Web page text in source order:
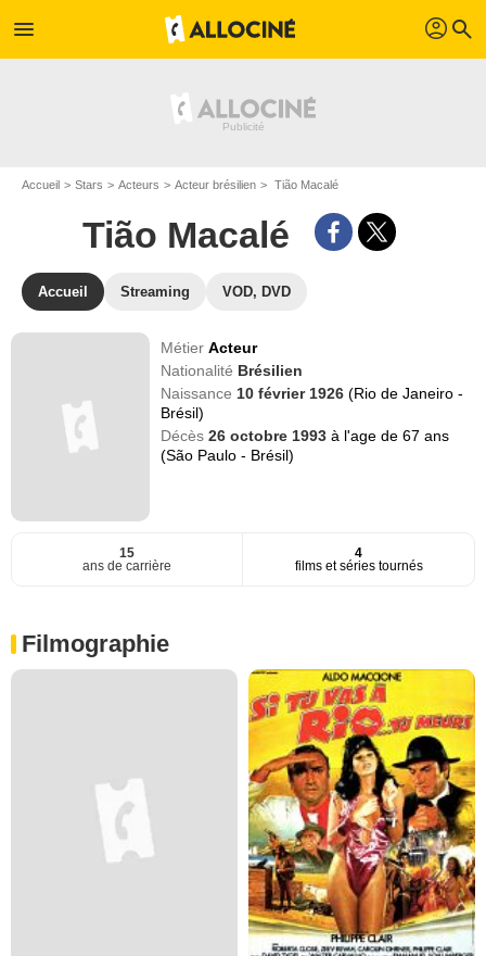
menu profil search
Accueil Stars Acteurs Acteur brésilien Tião Macalé
Tião Macalé
Accueil Streaming VOD, DVD
MétierActeur
Nationalité Brésilien
Naissance 10 février 1926(Rio de Janeiro -
Brésil)
Décès26 octobre 1993à l'age de 67 ans
(São Paulo - Brésil)
15
ans de carrière
4
films et séries tournés
Filmographie